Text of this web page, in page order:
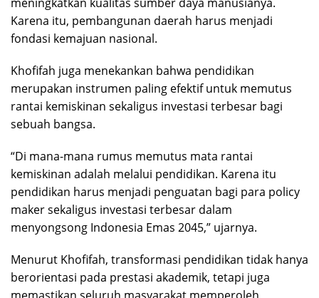
Karena itu, pembangunan daerah harus menjadi
fondasi kemajuan nasional.
Khofifah juga menekankan bahwa pendidikan
merupakan instrumen paling efektif untuk memutus
rantai kemiskinan sekaligus investasi terbesar bagi
sebuah bangsa.
“Di mana-mana rumus memutus mata rantai
kemiskinan adalah melalui pendidikan. Karena itu
pendidikan harus menjadi penguatan bagi para policy
maker sekaligus investasi terbesar dalam
menyongsong Indonesia Emas 2045,” ujarnya.
Menurut Khofifah, transformasi pendidikan tidak hanya
berorientasi pada prestasi akademik, tetapi juga